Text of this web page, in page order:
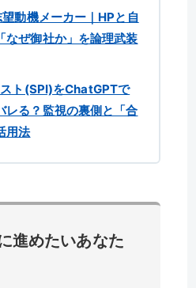
望動機メーカー｜HPと自
なぜ御社か」を論理武装
スト(SPI)をChatGPTで
レる？監視の裏側と「合
用法
進めたいあなた